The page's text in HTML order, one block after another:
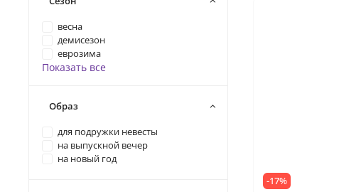
-17%
весна
демисезон
еврозима
Показать все
Образ
для подружки невесты
на выпускной вечер
на новый год